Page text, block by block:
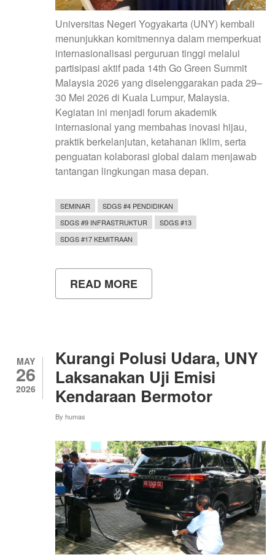
Universitas Negeri Yogyakarta (UNY) kembali
menunjukkan komitmennya dalam memperkuat
internasionalisasi perguruan tinggi melalui
partisipasi aktif pada 14th Go Green Summit
Malaysia 2026 yang diselenggarakan pada 29–
30 Mei 2026 di Kuala Lumpur, Malaysia.
Kegiatan ini menjadi forum akademik
internasional yang membahas inovasi hijau,
praktik berkelanjutan, ketahanan iklim, serta
penguatan kolaborasi global dalam menjawab
tantangan lingkungan masa depan.
SEMINAR
SDGS #4 PENDIDIKAN
SDGS #9 INFRASTRUKTUR
SDGS #13
SDGS #17 KEMITRAAN
READ MORE
UNY
GO
GREEN
SUMMIT
MALAYSIA
2026
MAY
26
2026
Kurangi Polusi Udara, UNY
Laksanakan Uji Emisi
Kendaraan Bermotor
By humas